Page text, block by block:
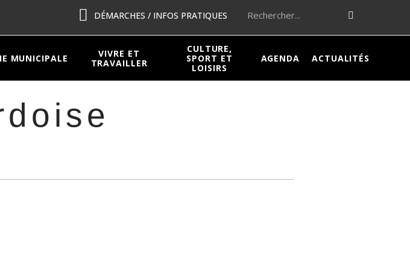
DÉMARCHES / INFOS PRATIQUES
MUNICIPALE
VIVRE ET
TRAVAILLER
CULTURE,
SPORT ET
LOISIRS
AGENDA ACTUALITÉS